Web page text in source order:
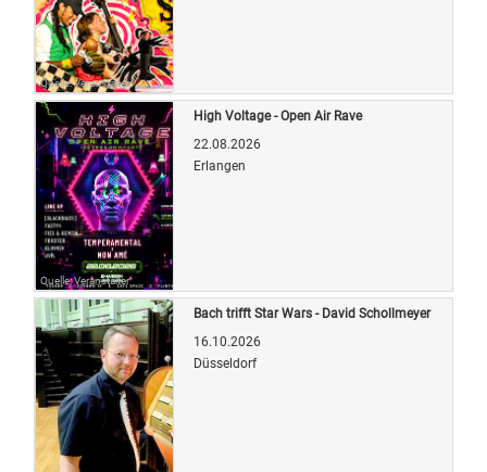
Quelle: Veranstalter
Quelle: Veranstalter
High Voltage - Open Air Rave
22.08.2026
Erlangen
Bach trifft Star Wars - David Schollmeyer
16.10.2026
Düsseldorf